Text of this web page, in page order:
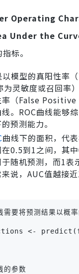
Operating
Under the
标。
以模型的真阳性率
为灵敏度或召回率
率（False Positive
。ROC曲线能够
预测能力。
曲线下的面积，代
0.5到1之间，其
随机预测，而1表
说，AUC值越接近
需要将预测结果以概
<-
的参数